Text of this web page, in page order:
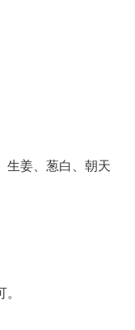
姜、葱白、朝天